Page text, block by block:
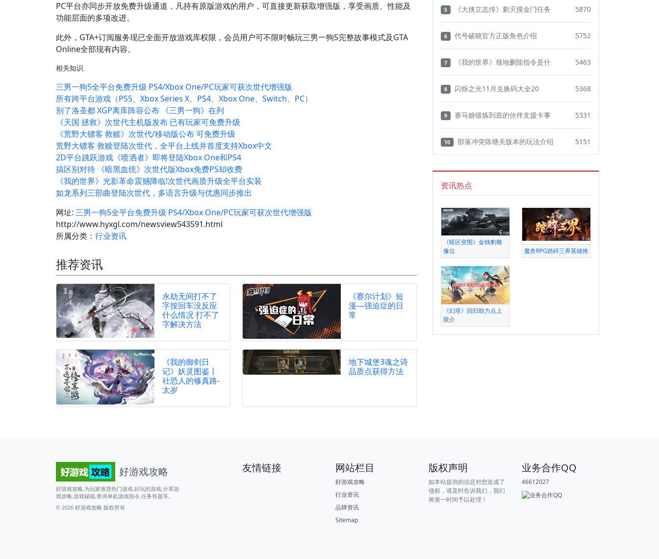
PC平台亦同步开放免费升级通道，凡持有原版游戏的用户，可直接更新获取增强版，享受画质、性能及
功能层面的多项改进。
此外，GTA+订阅服务现已全面开放游戏库权限，会员用户可不限时畅玩三男一狗5完整故事模式及GTA
Online全部现有内容。
相关知识
三男一狗5全平台免费升级 PS4/Xbox One/PC玩家可获次世代增强版
所有跨平台游戏（PS5、Xbox Series X、PS4、Xbox One、Switch、PC）
别了洛圣都 XGP离库阵容公布 《三男一狗》在列
《天国 拯救》次世代主机版发布 已有玩家可免费升级
《荒野大镖客 救赎》次世代/移动版公布 可免费升级
荒野大镖客 救赎登陆次世代，全平台上线并首度支持Xbox中文
2D平台跳跃游戏《喷洒者》即将登陆Xbox One和PS4
搞区别对待 《暗黑血统》次世代版Xbox免费PS却收费
《我的世界》光影革命震撼降临!次世代画质升级全平台实装
如龙系列三部曲登陆次世代，多语言升级与优惠同步推出
网址: 三男一狗5全平台免费升级 PS4/Xbox One/PC玩家可获次世代增强版
http://www.hyxgl.com/newsview543591.html
所属分类： 行业资讯
推荐资讯
永劫无间打不了
字按回车没反应
什么情况 打不了
字解决方法
《赛尔计划》短
漫—强迫症的日
常
《我的御剑日
记》妖灵图鉴丨
社恐人的修真路-
太岁
地下城堡3魂之诗
品质点获得方法
5 《大侠立志传》剿灭摸金门任务 5870
6 代号破晓官方正版角色介绍 5752
7 《我的世界》领地删除指令是什 5463
8 闪烁之光11月兑换码大全20 5368
9 赛马娘锻炼到底的伙伴支援卡事 5331
10 部落冲突陈塘关版本的玩法介绍 5151
资讯热点
《暗区突围》金钱豹雕
像位
魔兽RPG踏碎三界英雄推
《幻塔》回归助力点上
限介
好游戏攻略
好游戏攻略,为玩家推荐热门游戏,好玩的游戏,分享游
戏攻略,游戏秘籍,查询单机游戏指令,任务答题等。
© 2026 好游戏攻略 版权所有
友情链接 网站栏目
好游戏攻略
行业资讯
品牌资讯
Sitemap
版权声明
如本站提供的信息对您造成了
侵权，请及时告诉我们，我们
将第一时间予以处理！
业务合作QQ
46612027